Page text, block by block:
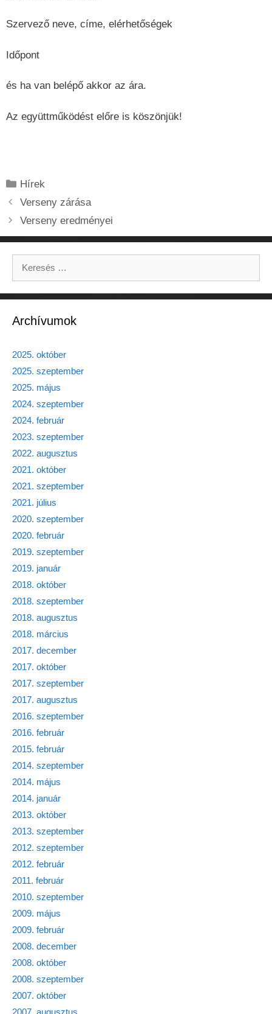
Szervező neve, címe, elérhetőségek
Időpont
és ha van belépő akkor az ára.
Az együttműködést előre is köszönjük!
Kategória
Hírek
Verseny zárása
Verseny eredményei
Archívumok
2025. október
2025. szeptember
2025. május
2024. szeptember
2024. február
2023. szeptember
2022. augusztus
2021. október
2021. szeptember
2021. július
2020. szeptember
2020. február
2019. szeptember
2019. január
2018. október
2018. szeptember
2018. augusztus
2018. március
2017. december
2017. október
2017. szeptember
2017. augusztus
2016. szeptember
2016. február
2015. február
2014. szeptember
2014. május
2014. január
2013. október
2013. szeptember
2012. szeptember
2012. február
2011. február
2010. szeptember
2009. május
2009. február
2008. december
2008. október
2008. szeptember
2007. október
2007. augusztus